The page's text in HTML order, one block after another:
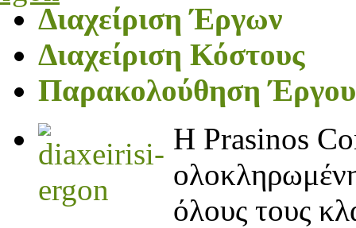
Διαχείριση Έργων
Διαχείριση Κόστους
Παρακολούθηση Έργου
H Prasinos
όλους τους